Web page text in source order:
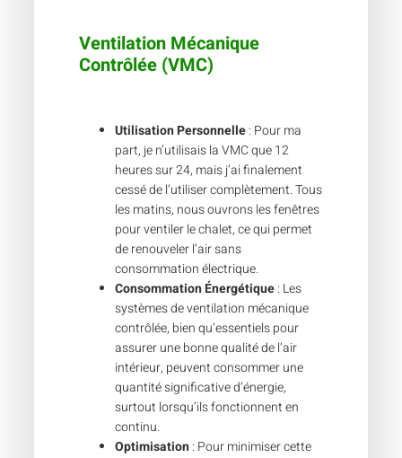
Ventilation Mécanique
Contrôlée (VMC)
Utilisation Personnelle: Pour ma
part, je n’utilisais la VMC que 12
heures sur 24, mais j’ai finalement
cessé de l’utiliser complètement. Tous
les matins, nous ouvrons les fenêtres
pour ventiler le chalet, ce qui permet
de renouveler l’air sans
consommation électrique.
Consommation Énergétique: Les
systèmes de ventilation mécanique
contrôlée, bien qu’essentiels pour
assurer une bonne qualité de l’air
intérieur, peuvent consommer une
quantité significative d’énergie,
surtout lorsqu’ils fonctionnent en
continu.
Optimisation : Pour minimiser cette